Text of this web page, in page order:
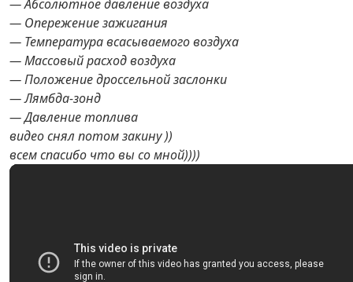
— Абсолютное давление воздуха
— Опережение зажигания
— Температура всасываемого воздуха
— Массовый расход воздуха
— Положение дроссельной заслонки
— Лямбда-зонд
— Давление топлива
видео снял потом закину ))
всем спасибо что вы со мной))))